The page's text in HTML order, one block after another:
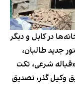
در کابل و دیگر
جدید طالبان،
شرعی، تکت
وکیل گذر، تصدیق